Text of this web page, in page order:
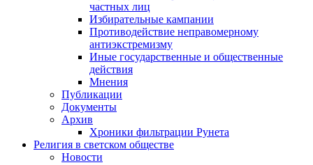
частных лиц
Избирательные кампании
Противодействие неправомерному
антиэкстремизму
Иные государственные и общественные
действия
Мнения
Публикации
Документы
Архив
Хроники фильтрации Рунета
Религия в светском обществе
Новости